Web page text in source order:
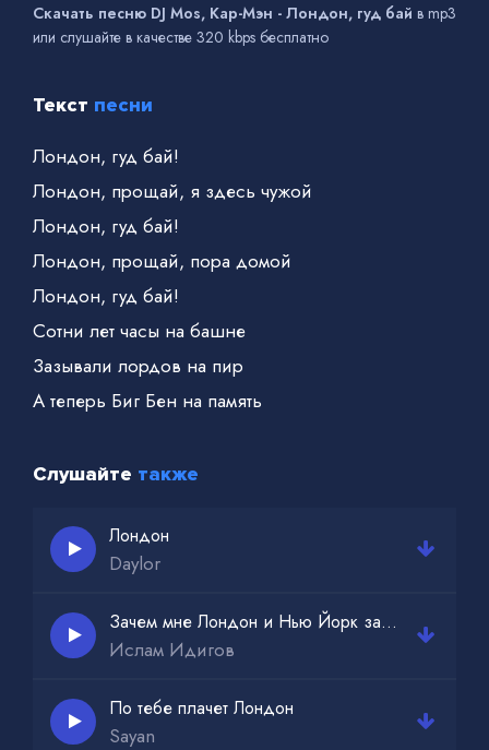
Скачать песню DJ Mos, Кар-Мэн - Лондон, гуд бай в mp3
или слушайте в качестве 320 kbps бесплатно
Текст песни
Лондон, гуд бай!
Лондон, прощай, я здесь чужой
Лондон, гуд бай!
Лондон, прощай, пора домой
Лондон, гуд бай!
Сотни лет часы на башне
Зазывали лордов на пир
А теперь Биг Бен на память
Слушайте также
Лондон
Daylor
Зачем мне Лондон и Нью Йорк зачем Сургут
Ислам Идигов
По тебе плачет Лондон
Sayan